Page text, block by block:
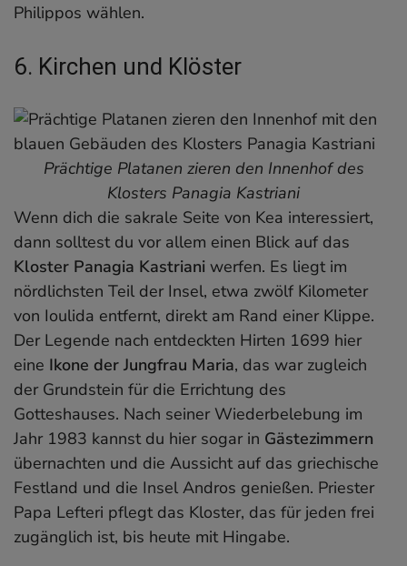
Philippos wählen.
6. Kirchen und Klöster
Prächtige Platanen zieren den Innenhof des
Klosters Panagia Kastriani
Wenn dich die sakrale Seite von Kea interessiert,
dann solltest du vor allem einen Blick auf das
Kloster Panagia Kastriani werfen. Es liegt im
nördlichsten Teil der Insel, etwa zwölf Kilometer
von Ioulida entfernt, direkt am Rand einer Klippe.
Der Legende nach entdeckten Hirten 1699 hier
eine Ikone der Jungfrau Maria, das war zugleich
der Grundstein für die Errichtung des
Gotteshauses. Nach seiner Wiederbelebung im
Jahr 1983 kannst du hier sogar in Gästezimmern
übernachten und die Aussicht auf das griechische
Festland und die Insel Andros genießen. Priester
Papa Lefteri pflegt das Kloster, das für jeden frei
zugänglich ist, bis heute mit Hingabe.